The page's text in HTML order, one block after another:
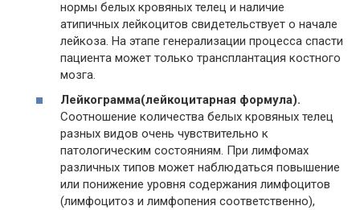
нормы белых кровяных телец и наличие
атипичных лейкоцитов свидетельствует о начале
лейкоза. На этапе генерализации процесса спасти
пациента может только трансплантация костного
мозга.
Лейкограмма(лейкоцитарная формула).
Соотношение количества белых кровяных телец
разных видов очень чувствительно к
патологическим состояниям. При лимфомах
различных типов может наблюдаться повышение
или понижение уровня содержания лимфоцитов
(лимфоцитоз и лимфопения соответственно),